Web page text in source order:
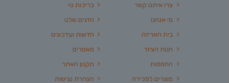
בריכות נוי
הדגים שלנו
חדשות ועדכונים
מאמרים
תקנון האתר
הצהרת נגישות
צרו איתנו קשר
מי אנחנו
בית האריזה
חנות הציוד
החממות
מוצרים למכירה